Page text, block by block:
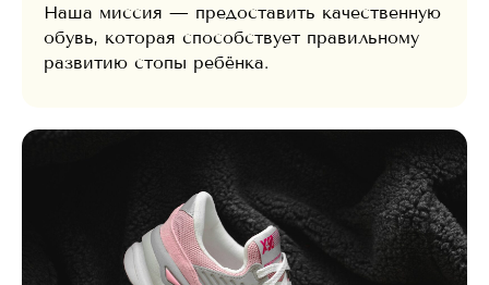
Наша миссия — предоставить качественную
обувь, которая способствует правильному
развитию стопы ребёнка.